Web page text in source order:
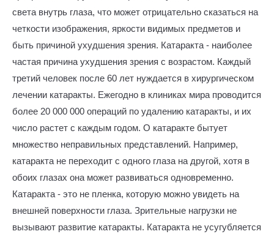
света внутрь глаза, что может отрицательно сказаться на
четкости изображения, яркости видимых предметов и
быть причиной ухудшения зрения. Катаракта - наиболее
частая причина ухудшения зрения с возрастом. Каждый
третий человек после 60 лет нуждается в хирургическом
лечении катаракты. Ежегодно в клиниках мира проводится
более 20 000 000 операций по удалению катаракты, и их
число растет с каждым годом. О катаракте бытует
множество неправильных представлений. Например,
катаракта не переходит с одного глаза на другой, хотя в
обоих глазах она может развиваться одновременно.
Катаракта - это не пленка, которую можно увидеть на
внешней поверхности глаза. Зрительные нагрузки не
вызывают развитие катаракты. Катаракта не усугубляется